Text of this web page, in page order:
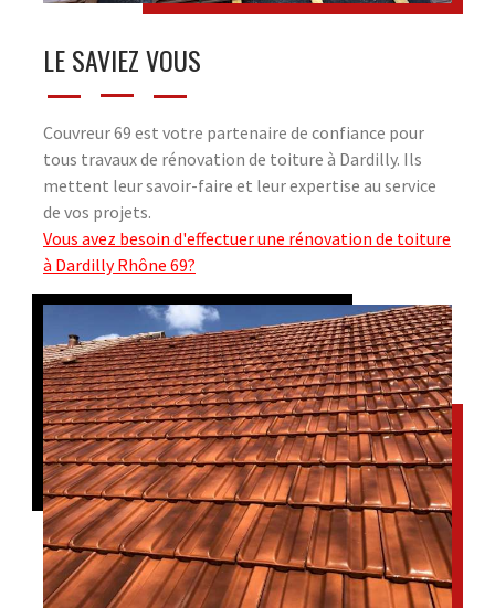
LE SAVIEZ VOUS
Couvreur 69 est votre partenaire de confiance pour
tous travaux de rénovation de toiture à Dardilly. Ils
mettent leur savoir-faire et leur expertise au service
de vos projets.
Vous avez besoin d'effectuer une rénovation de toiture
à Dardilly Rhône 69?